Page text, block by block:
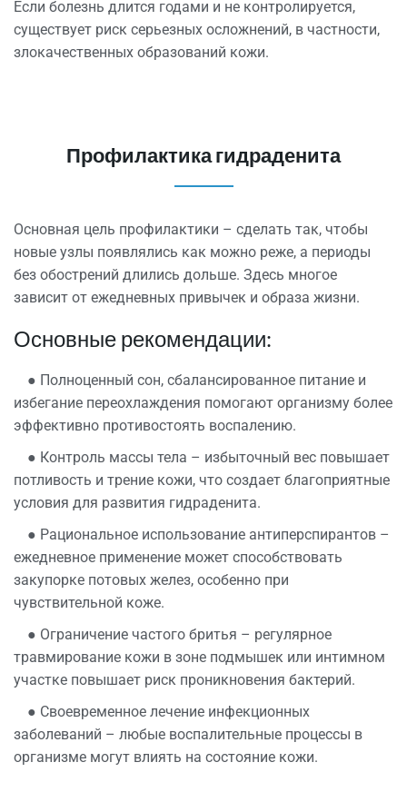
Если болезнь длится годами и не контролируется,
существует риск серьезных осложнений, в частности,
злокачественных образований кожи.
Профилактика гидраденита
Основная цель профилактики – сделать так, чтобы
новые узлы появлялись как можно реже, а периоды
без обострений длились дольше. Здесь многое
зависит от ежедневных привычек и образа жизни.
Основные рекомендации:
● Полноценный сон, сбалансированное питание и
избегание переохлаждения помогают организму более
эффективно противостоять воспалению.
● Контроль массы тела – избыточный вес повышает
потливость и трение кожи, что создает благоприятные
условия для развития гидраденита.
● Рациональное использование антиперспирантов –
ежедневное применение может способствовать
закупорке потовых желез, особенно при
чувствительной коже.
● Ограничение частого бритья – регулярное
травмирование кожи в зоне подмышек или интимном
участке повышает риск проникновения бактерий.
● Своевременное лечение инфекционных
заболеваний – любые воспалительные процессы в
организме могут влиять на состояние кожи.